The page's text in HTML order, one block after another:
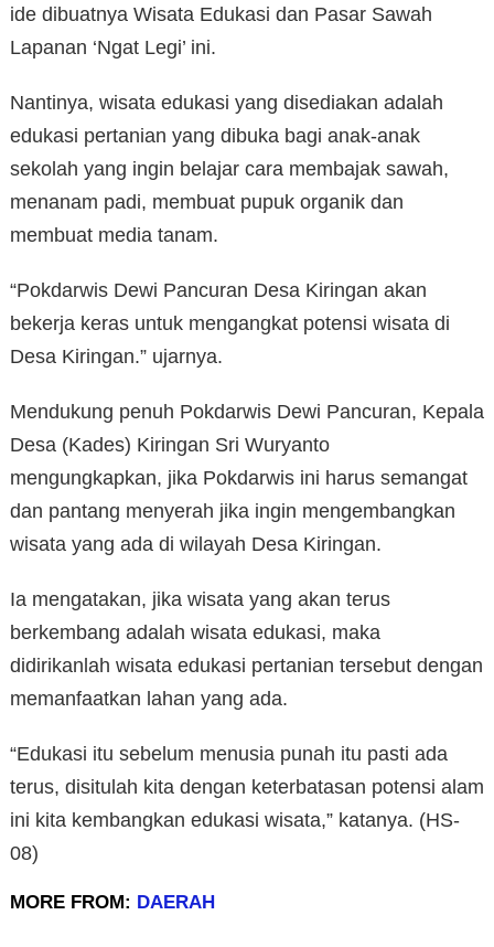
ide dibuatnya Wisata Edukasi dan Pasar Sawah
Lapanan ‘Ngat Legi’ ini.
Nantinya, wisata edukasi yang disediakan adalah
edukasi pertanian yang dibuka bagi anak-anak
sekolah yang ingin belajar cara membajak sawah,
menanam padi, membuat pupuk organik dan
membuat media tanam.
“Pokdarwis Dewi Pancuran Desa Kiringan akan
bekerja keras untuk mengangkat potensi wisata di
Desa Kiringan.” ujarnya.
Mendukung penuh Pokdarwis Dewi Pancuran, Kepala
Desa (Kades) Kiringan Sri Wuryanto
mengungkapkan, jika Pokdarwis ini harus semangat
dan pantang menyerah jika ingin mengembangkan
wisata yang ada di wilayah Desa Kiringan.
Ia mengatakan, jika wisata yang akan terus
berkembang adalah wisata edukasi, maka
didirikanlah wisata edukasi pertanian tersebut dengan
memanfaatkan lahan yang ada.
“Edukasi itu sebelum menusia punah itu pasti ada
terus, disitulah kita dengan keterbatasan potensi alam
ini kita kembangkan edukasi wisata,” katanya. (HS-
08)
MORE FROM: DAERAH